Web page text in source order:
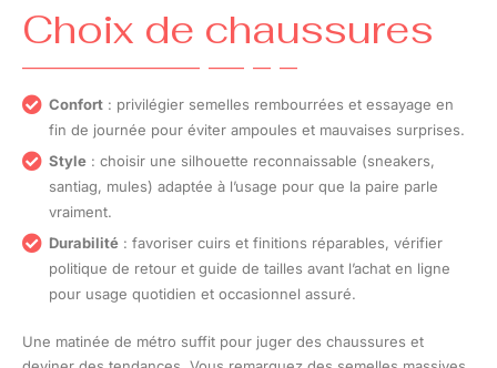
Choix de chaussures
Confort : privilégier semelles rembourrées et essayage en
fin de journée pour éviter ampoules et mauvaises surprises.
Style : choisir une silhouette reconnaissable (sneakers,
santiag, mules) adaptée à l’usage pour que la paire parle
vraiment.
Durabilité : favoriser cuirs et finitions réparables, vérifier
politique de retour et guide de tailles avant l’achat en ligne
pour usage quotidien et occasionnel assuré.
Une matinée de métro suffit pour juger des chaussures et